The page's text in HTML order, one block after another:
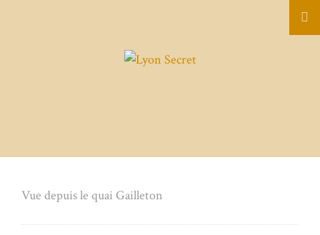
Vue depuis le quai Gailleton